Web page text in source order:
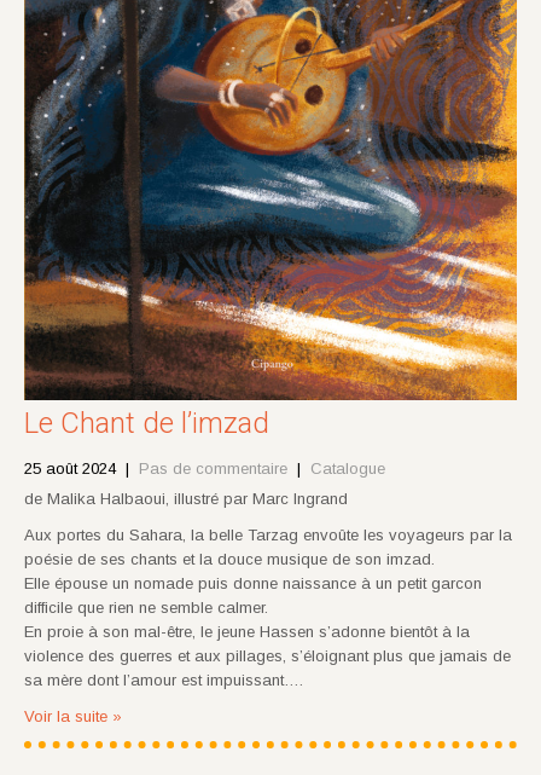
Le Chant de l’imzad
25 août 2024 | Pas de commentaire | Catalogue
de Malika Halbaoui, illustré par Marc Ingrand
Aux portes du Sahara, la belle Tarzag envoûte les voyageurs par la
poésie de ses chants et la douce musique de son imzad.
Elle épouse un nomade puis donne naissance à un petit garcon
difficile que rien ne semble calmer.
En proie à son mal-être, le jeune Hassen s’adonne bientôt à la
violence des guerres et aux pillages, s’éloignant plus que jamais de
sa mère dont l’amour est impuissant….
Voir la suite »